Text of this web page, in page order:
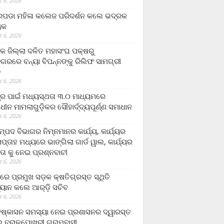
ମହିଳା କଲେଜ ପରିଦର୍ଶନ କଲେ ଭଦ୍ରକ
6, 2026
ଜିଲ୍ଲା ଦଳିତ ମହାସଂଘ ପକ୍ଷରୁ
ବନ୍ୟା ବିପନ୍ନଙ୍କୁ ରିଲିଫ ସାମଗ୍ରୀ
6, 2026
ପାଇଁ ମଧ୍ୟସ୍ଥତା ୩.୦ ମାଧ୍ୟମରେ
ମାମଲାଗୁଡ଼ିକର ସୌହାର୍ଦ୍ଦ୍ୟପୂର୍ଣ୍ଣ ସମାଧାନ
6, 2026
ବିଭାଗର ନିମ୍ନମାନର କାର୍ଯ୍ୟ, କାର୍ଯ୍ୟର
ମଧ୍ୟରେ ଭାଙ୍ଗିଲା ଗାର୍ଡ ୱାଲ, କାର୍ଯ୍ୟର
କୁ ନେଇ ପ୍ରଶ୍ନବାଚୀ
6, 2026
ପ୍ରମୁଖ ସଡ଼କ କ୍ଷତିଗ୍ରସ୍ତ ସ୍ଥିତି
କଲେ ଆର୍‌ଡ଼ି ସଚିବ
6, 2026
ସମସ୍ୟା ନେଇ ପ୍ରଶାସନର ଦ୍ୱାରସ୍ତ
ବରାଳପୋଖରୀ ଗ୍ରାମବାସୀ